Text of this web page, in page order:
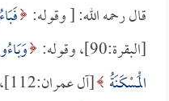
قال رحمه الله: [ وقوله:
[البقرة:90]، وقوله:
الْمَسْكَنَةُ [آل عمران:112]، وقال في النصارى: